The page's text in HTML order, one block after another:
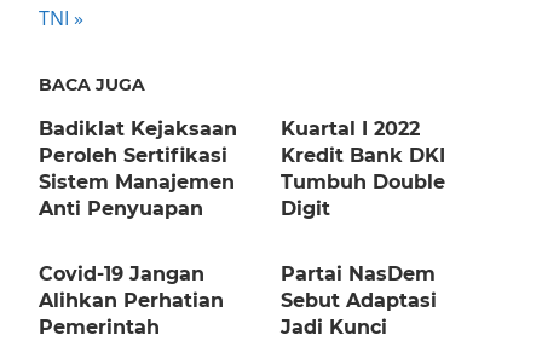
Post:
TNI
BACA JUGA
Badiklat Kejaksaan
Peroleh Sertifikasi
Sistem Manajemen
Anti Penyuapan
Kuartal I 2022
Kredit Bank DKI
Tumbuh Double
Digit
Covid-19 Jangan
Alihkan Perhatian
Pemerintah
Partai NasDem
Sebut Adaptasi
Jadi Kunci